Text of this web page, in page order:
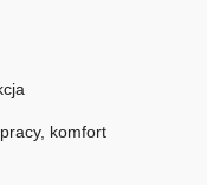
komfort